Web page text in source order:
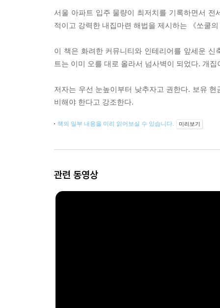
서울 아파트 입주 물량이 최저치를 기록하면서
적이고 강력한 내집마련 해법을 제시하는 《쏘쿨
이 책은 화려한 커뮤니티와 인테리어를 앞세운 신
트는 이미 오를 대로 올라서 넘사벽이 되었다. 개
저자는 우선 눈높이부터 낮추자고 권한다. 보유
비해야 한다고 강조한다.
책의 일부 내용을 미리 읽어보실 수 있습니다. 미리보기
관련 동영상